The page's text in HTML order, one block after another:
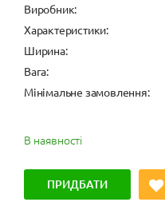
Виробник:
Характеристики:
Ширина:
Вага:
Мінімальне замовлення:
В наявності
ПРИДБАТИ